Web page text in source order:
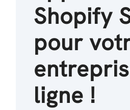
Shopify
pour
ligne !